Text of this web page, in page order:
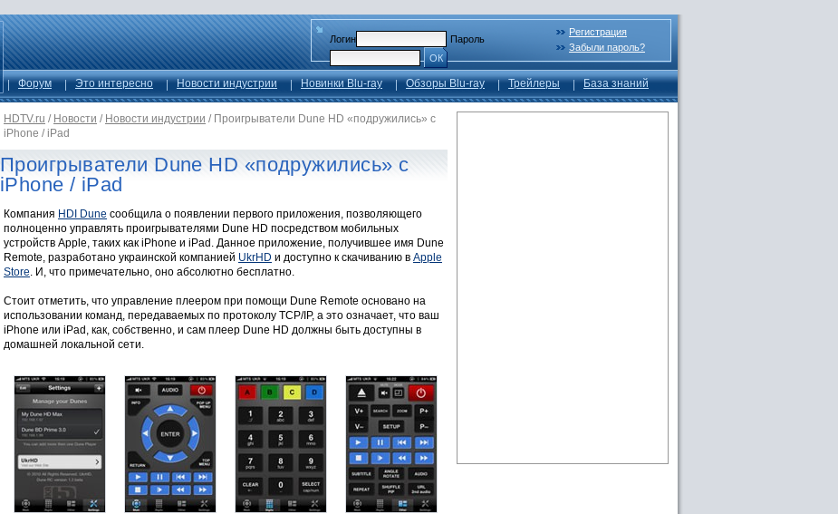
Логин
Пароль
ОК
Регистрация
Забыли пароль?
Форум Это интересно Новости индустрии Новинки Blu-ray Обзоры Blu-ray Трейлеры База знаний
HDTV.ru / Новости / Новости индустрии / Проигрыватели Dune HD «подружились» с
iPhone / iPad
Проигрыватели Dune HD «подружились» с
iPhone / iPad
Компания HDI Dune сообщила о появлении первого приложения, позволяющего
полноценно управлять проигрывателями Dune HD посредством мобильных
устройств Apple, таких как iPhone и iPad. Данное приложение, получившее имя Dune
Remote, разработано украинской компанией UkrHD и доступно к скачиванию в Apple
Store. И, что примечательно, оно абсолютно бесплатно.
Стоит отметить, что управление плеером при помощи Dune Remote основано на
использовании команд, передаваемых по протоколу TCP/IP, а это означает, что ваш
iPhone или iPad, как, собственно, и сам плеер Dune HD должны быть доступны в
домашней локальной сети.